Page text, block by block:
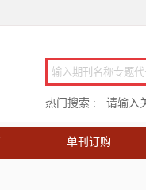
热门搜索 : 请输入
单刊订购